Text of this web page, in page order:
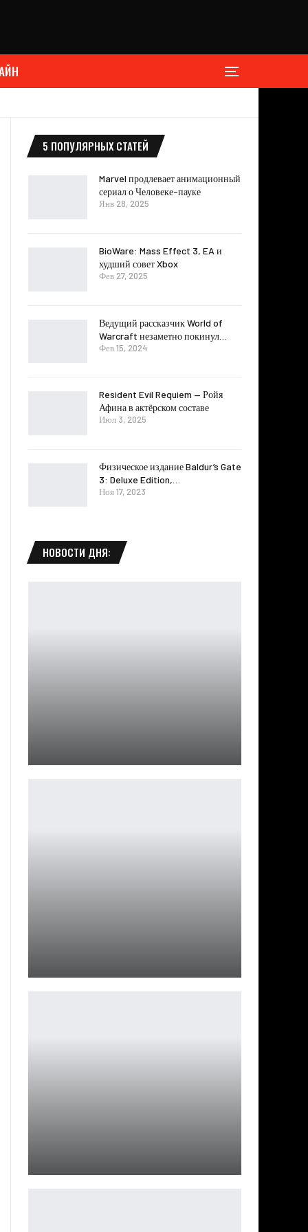
5 ПОПУЛЯРНЫХ СТАТЕЙ
Marvel продлевает анимационный
сериал о Человеке-пауке
Янв 28, 2025
BioWare: Mass Effect 3, EA и
худший совет Xbox
Фев 27, 2025
Ведущий рассказчик World of
Warcraft незаметно покинул…
Фев 15, 2024
Resident Evil Requiem — Ройя
Афина в актёрском составе
Июл 3, 2025
Физическое издание Baldur’s Gate
3: Deluxe Edition,…
Ноя 17, 2023
НОВОСТИ ДНЯ: